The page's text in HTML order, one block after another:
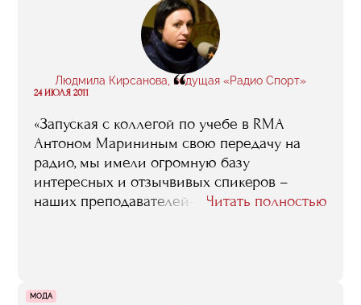
Людмила Кирсанова, ведущая «Радио Спорт»
“
24 ИЮЛЯ 2011
«Запуская с коллегой по учебе в RMA
Антоном Марининым свою передачу на
радио, мы имели огромную базу
интересных и отзычвивых спикеров –
наших преподавателей-практиков».
Читать полностью
МОДА